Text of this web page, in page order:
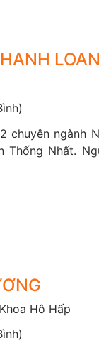
LOAN
chuyên ngành
Nhất.
Hô Hấp